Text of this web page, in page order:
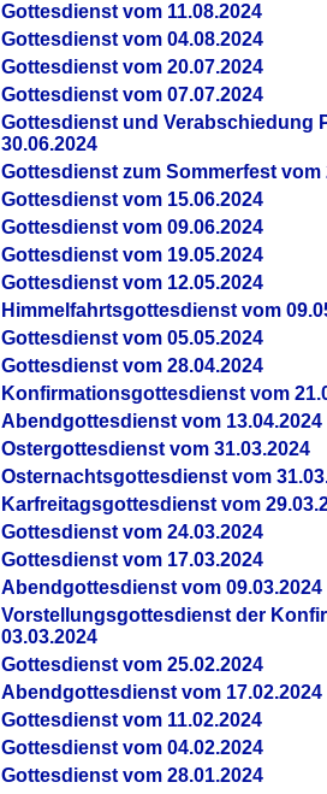
Gottesdienst vom 11.08.2024
Gottesdienst vom 04.08.2024
Gottesdienst vom 20.07.2024
Gottesdienst vom 07.07.2024
Gottesdienst und Verabschiedung
30.06.2024
Gottesdienst zum Sommerfest vom
Gottesdienst vom 15.06.2024
Gottesdienst vom 09.06.2024
Gottesdienst vom 19.05.2024
Gottesdienst vom 12.05.2024
Himmelfahrtsgottesdienst vom
Gottesdienst vom 05.05.2024
Gottesdienst vom 28.04.2024
Konfirmationsgottesdienst vom
Abendgottesdienst vom 13.04.2024
Ostergottesdienst vom 31.03.2024
Osternachtsgottesdienst vom
Karfreitagsgottesdienst vom
Gottesdienst vom 24.03.2024
Gottesdienst vom 17.03.2024
Abendgottesdienst vom 09.03.2024
Vorstellungsgottesdienst der
03.03.2024
Gottesdienst vom 25.02.2024
Abendgottesdienst vom 17.02.2024
Gottesdienst vom 11.02.2024
Gottesdienst vom 04.02.2024
Gottesdienst vom 28.01.2024